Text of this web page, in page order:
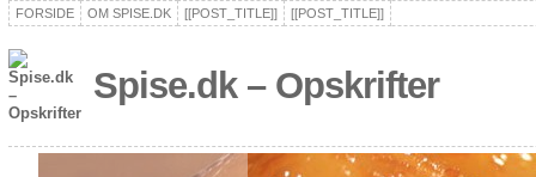
FORSIDE OM SPISE.DK [[POST_TITLE]] [[POST_TITLE]]
Spise.dk – Opskrifter